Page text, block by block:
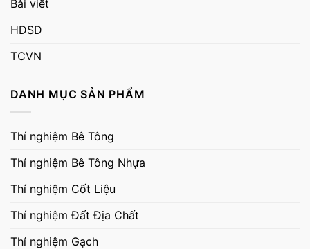
Bài viết
HDSD
TCVN
DANH MỤC SẢN PHẨM
Thí nghiệm Bê Tông
Thí nghiệm Bê Tông Nhựa
Thí nghiệm Cốt Liệu
Thí nghiệm Đất Địa Chất
Thí nghiệm Gạch